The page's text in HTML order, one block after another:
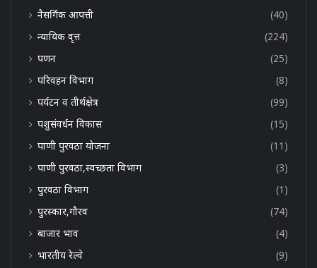
नैसर्गिक आपत्ती
(40)
न्यायिक वृत्त
(224)
पणन
(25)
परिवहन विभाग
(8)
पर्यटन व तीर्थक्षेत्र
(99)
पशुसंवर्धन विकास
(15)
पाणी पुरवठा योजना
(11)
पाणी पुरवठा,स्वच्छता विभाग
(3)
पुरवठा विभाग
(1)
पुरस्कार,गौरव
(74)
बाजार भाव
(4)
भारतीय रेल्वे
(9)